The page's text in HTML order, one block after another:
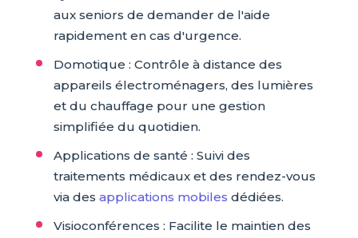
aux seniors de demander de l'aide
rapidement en cas d'urgence.
Domotique : Contrôle à distance des
appareils électroménagers, des lumières
et du chauffage pour une gestion
simplifiée du quotidien.
Applications de santé : Suivi des
traitements médicaux et des rendez-vous
via des applications mobiles dédiées.
Visioconférences : Facilite le maintien des